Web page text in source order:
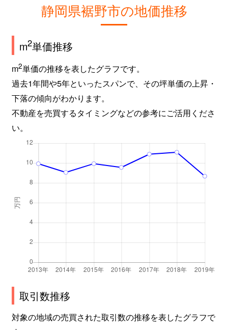
静岡県裾野市の地価推移
m2単価推移
m2単価の推移を表したグラフです。
過去1年間や5年といったスパンで、その坪単価の上昇・
下落の傾向がわかります。
不動産を売買するタイミングなどの参考にご活用くださ
い。
取引数推移
対象の地域の売買された取引数の推移を表したグラフで